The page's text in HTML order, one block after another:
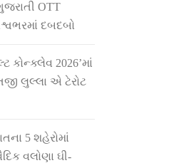
OTT
દબદબો
કોન્ક્લેવ 2026’માં
લુલ્લા એ ટેરોટ
5 શહેરોમાં
વલોણા ઘી-